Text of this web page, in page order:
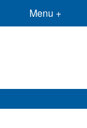
Menu +